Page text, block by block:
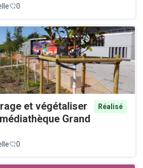
0
et végétaliser
Grand
Réalisé
0